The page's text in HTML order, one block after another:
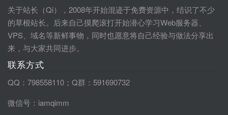
关于站长（Qi），2008年开始混迹于免费资源中，结识了不少
的草根站长。后来自己摸爬滚打开始潜心学习Web服务器、
VPS、域名等新鲜事物，同时也愿意将自己经验与做法分享出
来，与大家共同进步。
联系方式
QQ：798558110；Q群：591690732
微信号：iamqimm